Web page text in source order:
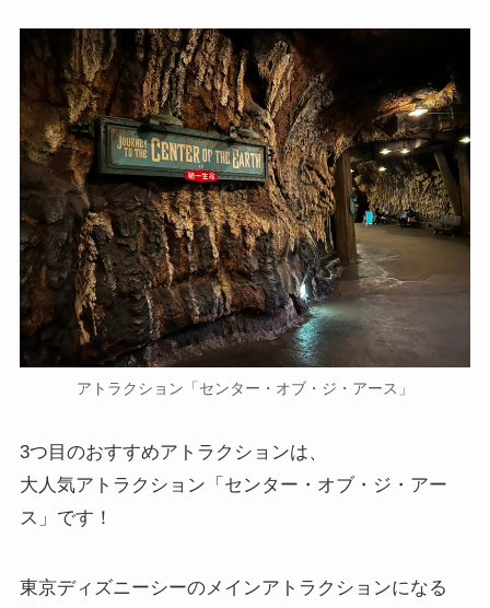
アトラクション「センター・オブ・ジ・アース」
3つ目のおすすめアトラクションは、
大人気アトラクション「センター・オブ・ジ・アー
ス」です！
東京ディズニーシーのメインアトラクションになる